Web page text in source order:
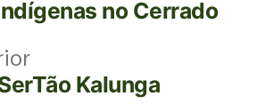
Kalunga
no Cerrado